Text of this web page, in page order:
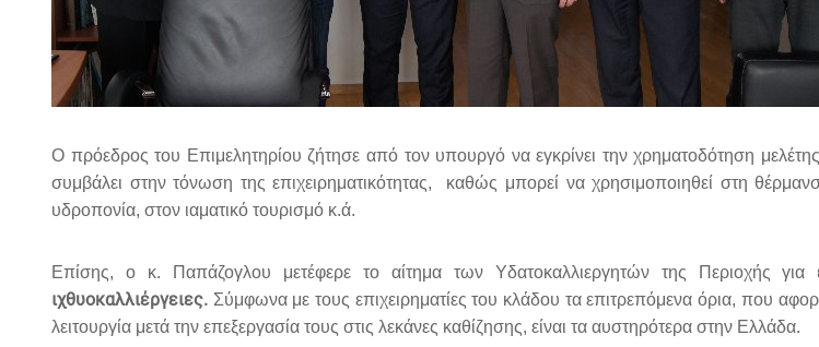
Ο πρόεδρος του Επιμελητηρίου ζήτησε από τον υπουργό να εγκρίνει την χρηματοδότηση
συμβάλει στην τόνωση της επιχειρηματικότητας, καθώς μπορεί να χρησιμοποιηθεί στη
υδροπονία, στον ιαματικό τουρισμό κ.ά.
Επίσης, ο κ. Παπάζογλου μετέφερε το αίτημα των Υδατοκαλλιεργητών της Περιοχής για
ιχθυοκαλλιέργειες. Σύμφωνα με τους επιχειρηματίες του κλάδου τα επιτρεπόμενα όρια, που
λειτουργία μετά την επεξεργασία τους στις λεκάνες καθίζησης, είναι τα αυστηρότερα στην Ελλάδα.